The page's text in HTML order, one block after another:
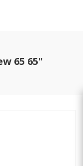
65 65"